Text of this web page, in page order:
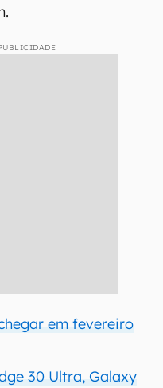
em fevereiro
30 Ultra, Galaxy